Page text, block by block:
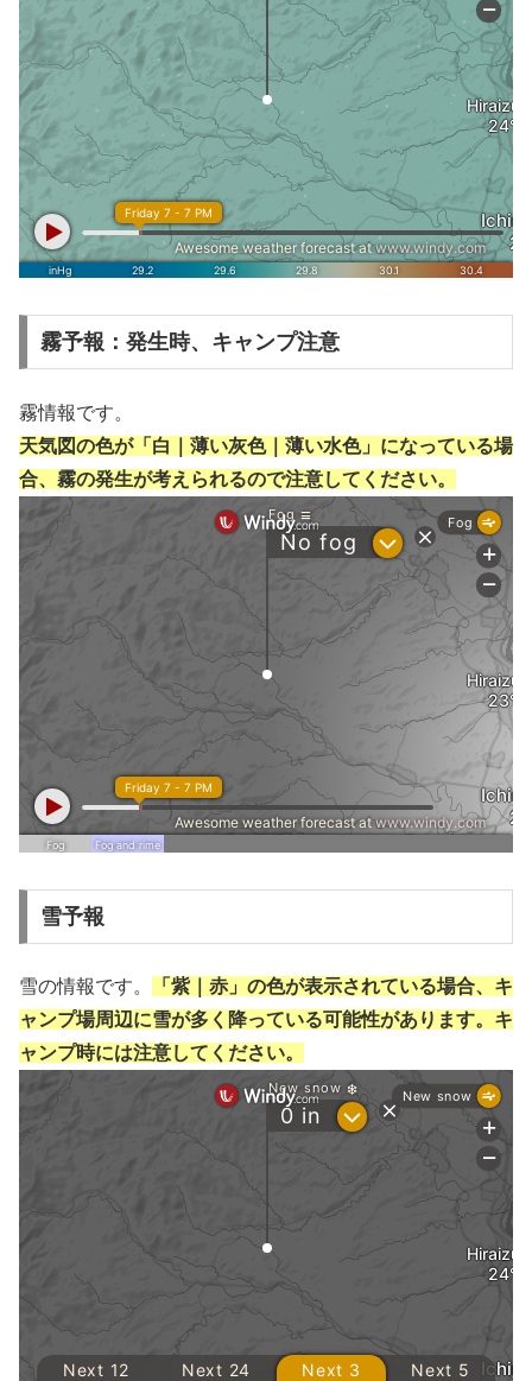
霧予報：発生時、キャンプ注意
霧情報です。
天気図の色が「白｜薄い灰色｜薄い水色」になっている場
合、霧の発生が考えられるので注意してください。
雪予報
雪の情報です。
「紫｜赤」の色が表示されている場合、キ
ャンプ場周辺に雪が多く降っている可能性があります。キ
ャンプ時には注意してください。